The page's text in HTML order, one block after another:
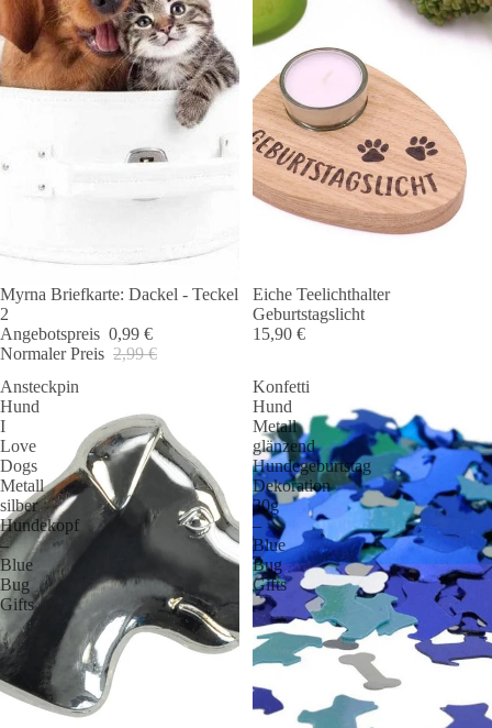
Angebot 🐾
Myrna Briefkarte: Dackel - Teckel
2
Angebotspreis 0,99 €
Normaler Preis 2,99 €
Eiche Teelichthalter
Geburtstagslicht
15,90 €
Ansteckpin
Hund
I
Love
Dogs
Metall
silber
Hundekopf
–
Blue
Bug
Gifts
Konfetti
Hund
Metall
glänzend
Hundegeburtstag
Dekoration
30g
–
Blue
Bug
Gifts